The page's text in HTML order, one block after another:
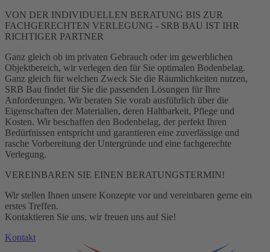
VON DER INDIVIDUELLEN BERATUNG BIS ZUR
FACHGERECHTEN VERLEGUNG - SRB BAU IST IHR
RICHTIGER PARTNER
Ganz gleich ob im privaten Gebrauch oder im gewerblichen
Objektbereich, wir verlegen den für Sie optimalen Bodenbelag.
Ganz gleich für welchen Zweck Sie die Räumlichkeiten nutzen,
SRB Bau findet für Sie die passenden Lösungen für Ihre
Anforderungen. Wir beraten Sie vorab ausführlich über die
Eigenschaften der Materialien, deren Haltbarkeit, Pflege und
Kosten. Wir beschaffen den Bodenbelag, der perfekt Ihren
Bedürfnissen entspricht und garantieren eine zuverlässige und
rasche Vorbereitung der Untergründe und eine fachgerechte
Verlegung.
VEREINBAREN SIE EINEN BERATUNGSTERMIN!
Wir stellen Ihnen unsere Konzepte vor und vereinbaren gerne ein
erstes Treffen.
Kontaktieren Sie uns, wir freuen uns auf Sie!
Kontakt